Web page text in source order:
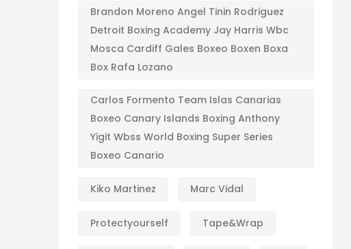
Brandon Moreno Angel Tinin Rodriguez
Detroit Boxing Academy Jay Harris Wbc
Mosca Cardiff Gales Boxeo Boxen Boxa
Box Rafa Lozano
Carlos Formento Team Islas Canarias
Boxeo Canary Islands Boxing Anthony
Yigit Wbss World Boxing Super Series
Boxeo Canario
Kiko Martinez Marc Vidal
Protectyourself Tape&wrap